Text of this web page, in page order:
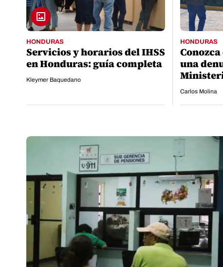
HONDURAS
Servicios y horarios del IHSS
en Honduras: guía completa
Kleymer Baquedano
HONDURAS
una
Carlos Molina